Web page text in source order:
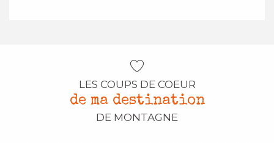
LES COUPS DE COEUR
de ma destination
DE MONTAGNE